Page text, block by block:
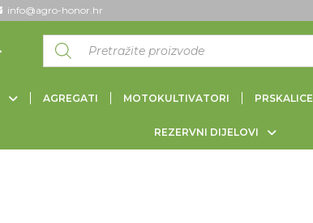
info@agro-honor.hr
AGREGATI MOTOKULTIVATORI PRSKALICE
REZERVNI DIJELOVI